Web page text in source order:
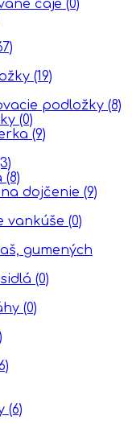
čaje (0)
(19)
podložky (8)
(0)
(9)
(8)
dojčenie (9)
vankúše (0)
gumených
(0)
(0)
(6)